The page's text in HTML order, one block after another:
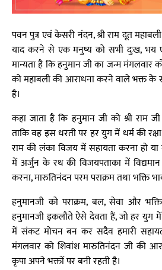
पवन पुत्र एवं केसरी नंदन, श्री राम दूत
याद करने से एक मनुष्य को सभी दुःख, भय
मान्यता है कि हनुमान जी का जन्म मंगलवार
को महाबली की आराधना करने वाले भक्त के
है।
कहा जाता है कि हनुमान जी को श्री राम
ताकि वह इस धरती पर हर युग में धर्म की
राम की लंका विजय में सहायता करना हो या
में अर्जुन के रथ की विजयपताका में विद्यमान
करना, मारुतिनंदन परम पराक्रम तथा भक्ति
हनुमानजी को पराक्रम, बल, सेवा और
हनुमानजी इकलौते ऐसे देवता हैं, जो हर युग
में संकट मोचन बन कर सदैव हमारी
मंगलवार को शिवांश मारुतिनंदन जी की
कृपा अपने भक्तों पर बनी रहती है।